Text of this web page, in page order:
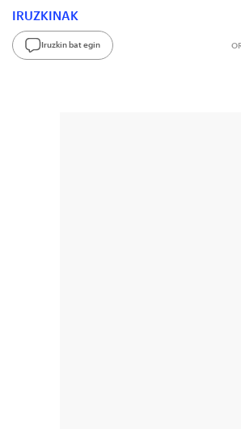
IRUZKINAK
Iruzkin bat egin